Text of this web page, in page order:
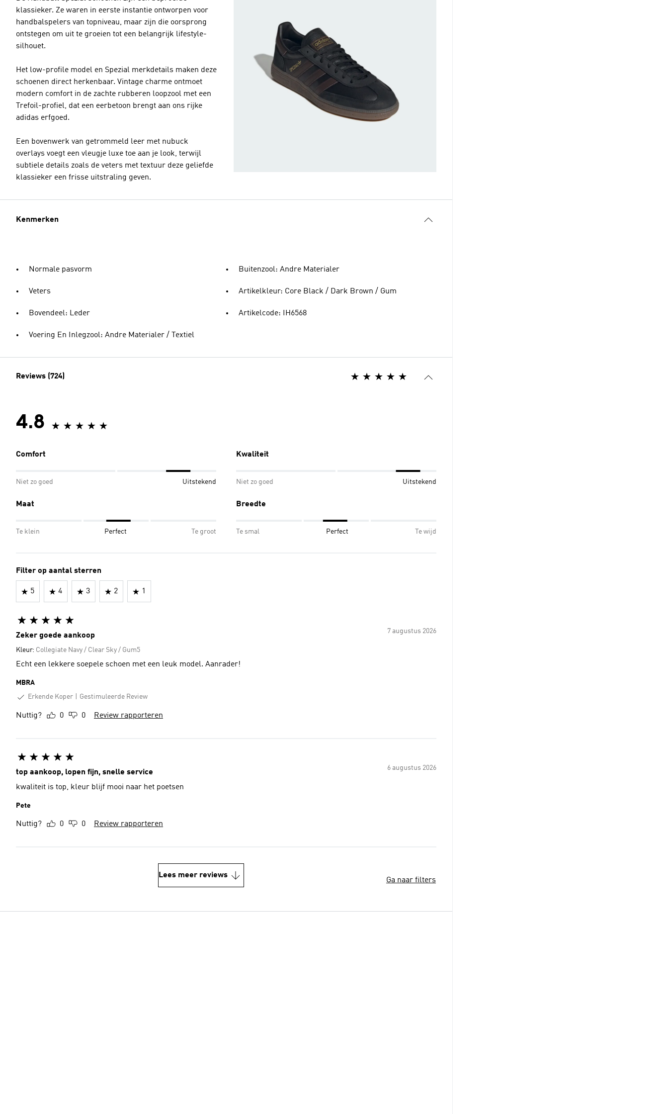
klassieker. Ze waren in eerste instantie ontworpen voor
handbalspelers van topniveau, maar zijn die oorsprong
ontstegen om uit te groeien tot een belangrijk lifestyle-
silhouet.
Het low-profile model en Spezial merkdetails maken deze
schoenen direct herkenbaar. Vintage charme ontmoet
modern comfort in de zachte rubberen loopzool met een
Trefoil-profiel, dat een eerbetoon brengt aan ons rijke
adidas erfgoed.
Een bovenwerk van getrommeld leer met nubuck
overlays voegt een vleugje luxe toe aan je look, terwijl
subtiele details zoals de veters met textuur deze geliefde
klassieker een frisse uitstraling geven.
Kenmerken
Normale pasvorm
Veters
Bovendeel: Leder
Voering En Inlegzool: Andre Materialer / Textiel
Buitenzool: Andre Materialer
Artikelkleur: Core Black / Dark Brown / Gum
Artikelcode: IH6568
Reviews (724)
4.8
Comfort
Niet zo goed Uitstekend
Kwaliteit
Niet zo goed Uitstekend
Maat
Te klein Perfect Te groot
Breedte
Te smal Perfect Te wijd
Filter op aantal sterren
5 4 3 2 1
7 augustus 2026
Zeker goede aankoop
Kleur: Collegiate Navy / Clear Sky / Gum5
Echt een lekkere soepele schoen met een leuk model. Aanrader!
MBRA
Erkende Koper
Gestimuleerde Review
Nuttig? 0 0 Review rapporteren
6 augustus 2026
top aankoop, lopen fijn, snelle service
kwaliteit is top, kleur blijf mooi naar het poetsen
Pete
Nuttig? 0 0 Review rapporteren
Lees meer reviews
Ga naar filters